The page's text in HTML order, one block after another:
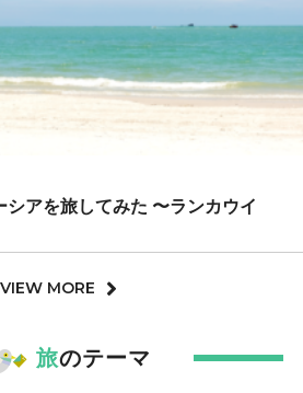
シアを旅してみた 〜ランカウイ
VIEW MORE
旅のテーマ